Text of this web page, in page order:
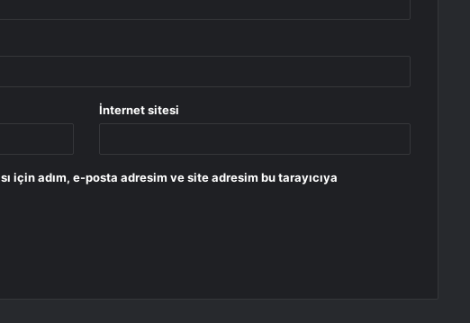
İnternet sitesi
için adım, e-posta adresim ve site adresim bu tarayıcıya